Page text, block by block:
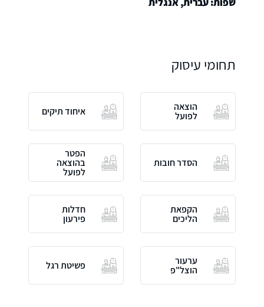
תחומי עיסוק
הוצאה
לפועל איחוד תיקים
הסדר חובות
הפטר
בהוצאה
לפועל
הקפאת
הליכים
חדלות
פירעון
ערעור
הוצל"פ פשיטת רגל